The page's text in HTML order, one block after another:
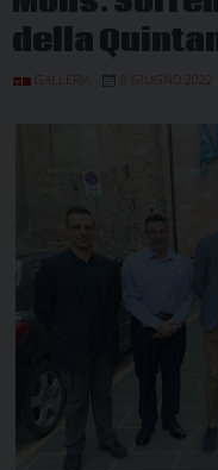
della
GALLERIA 8 GIUGNO 2022